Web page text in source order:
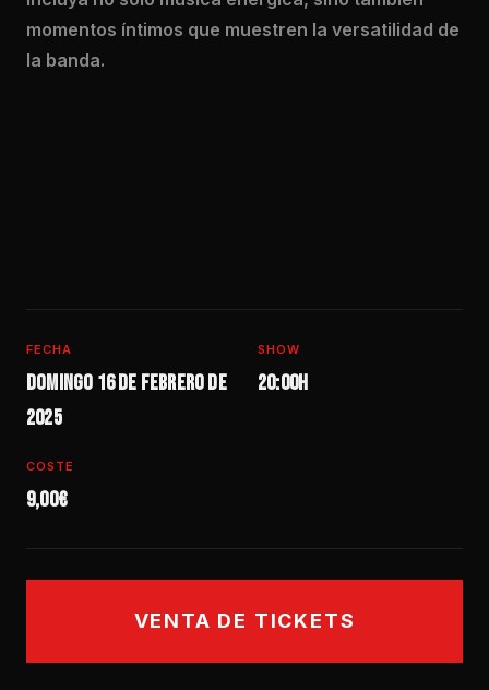
momentos íntimos que muestren la versatilidad de
la banda.
FECHA
Domingo 16 de febrero de
2025
SHOW
20:00h
COSTE
9,00€
VENTA DE TICKETS
SÁB 05 SEP — 21:30H